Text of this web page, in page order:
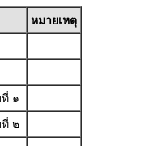
หมายเหตุ
๑
ที่ ๒